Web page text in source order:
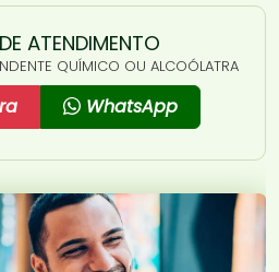
ATENDIMENTO
QUÍMICO OU ALCOÓLATRA
WhatsApp